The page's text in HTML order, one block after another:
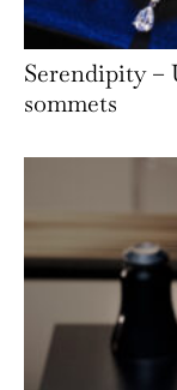
Serendipity –
sommets